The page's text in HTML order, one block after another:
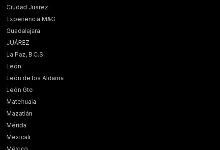
Ciudad Juarez
Experiencia M&G
Guadalajara
JUÁREZ
La Paz, B.C.S.
León
León de los Aldama
León Gto
Matehuala
Mazatlán
Mérida
Mexicali